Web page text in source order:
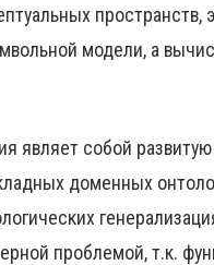
модели, а
являет собой
доменных
проблемой, т.к.